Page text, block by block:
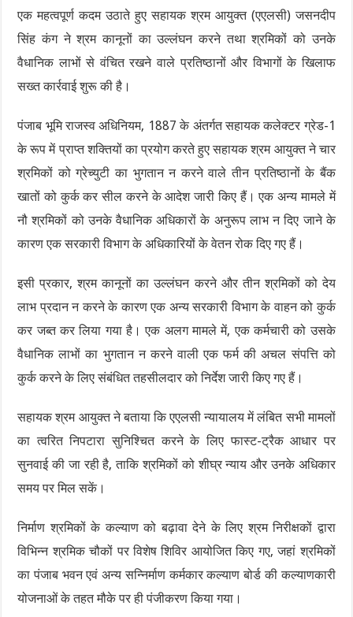
एक महत्वपूर्ण कदम उठाते हुए सहायक श्रम आयुक्त (एएलसी) जसनदीप
सिंह कंग ने श्रम कानूनों का उल्लंघन करने तथा श्रमिकों को उनके
वैधानिक लाभों से वंचित रखने वाले प्रतिष्ठानों और विभागों के खिलाफ
सख्त कार्रवाई शुरू की है।
पंजाब भूमि राजस्व अधिनियम, 1887 के अंतर्गत सहायक कलेक्टर ग्रेड-1
के रूप में प्राप्त शक्तियों का प्रयोग करते हुए सहायक श्रम आयुक्त ने चार
श्रमिकों को ग्रेच्युटी का भुगतान न करने वाले तीन प्रतिष्ठानों के बैंक
खातों को कुर्क कर सील करने के आदेश जारी किए हैं। एक अन्य मामले में
नौ श्रमिकों को उनके वैधानिक अधिकारों के अनुरूप लाभ न दिए जाने के
कारण एक सरकारी विभाग के अधिकारियों के वेतन रोक दिए गए हैं।
इसी प्रकार, श्रम कानूनों का उल्लंघन करने और तीन श्रमिकों को देय
लाभ प्रदान न करने के कारण एक अन्य सरकारी विभाग के वाहन को कुर्क
कर जब्त कर लिया गया है। एक अलग मामले में, एक कर्मचारी को उसके
वैधानिक लाभों का भुगतान न करने वाली एक फर्म की अचल संपत्ति को
कुर्क करने के लिए संबंधित तहसीलदार को निर्देश जारी किए गए हैं।
सहायक श्रम आयुक्त ने बताया कि एएलसी न्यायालय में लंबित सभी मामलों
का त्वरित निपटारा सुनिश्चित करने के लिए फास्ट-ट्रैक आधार पर
सुनवाई की जा रही है, ताकि श्रमिकों को शीघ्र न्याय और उनके अधिकार
समय पर मिल सकें।
निर्माण श्रमिकों के कल्याण को बढ़ावा देने के लिए श्रम निरीक्षकों द्वारा
विभिन्न श्रमिक चौकों पर विशेष शिविर आयोजित किए गए, जहां श्रमिकों
का पंजाब भवन एवं अन्य सन्निर्माण कर्मकार कल्याण बोर्ड की कल्याणकारी
योजनाओं के तहत मौके पर ही पंजीकरण किया गया।